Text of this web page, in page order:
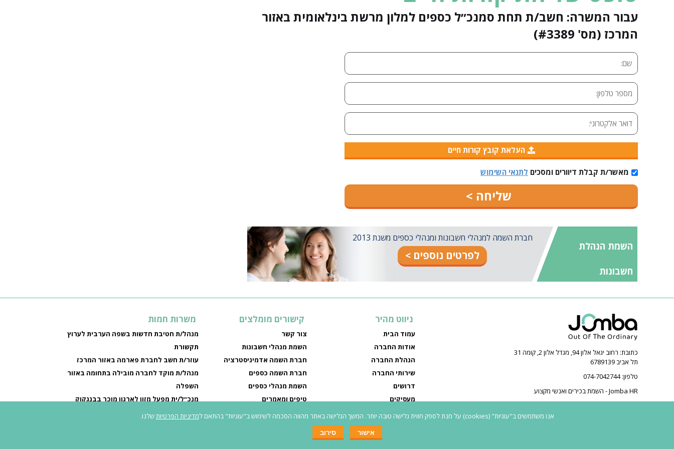
עבור המשרה: חשב/ת תחת סמנכ״ל כספים למלון מרשת בינלאומית באזור
המרכז (מס' #3389)
העלאת קובץ קורות חיים
מאשר/ת קבלת דיוורים ומסכים לתנאי השימוש
השמת הנהלת
חשבונות
חברת השמה למנהלי חשבונות ומנהלי כספים משנת 2013
לפרטים נוספים >
כתובת:
רחוב יגאל אלון 94, מגדל אלון 2, קומה 31
תל אביב 6789139
טלפון:074-7042744
Jomba HR - השמת בכירים ואנשי מקצוע
ניווט מהיר
עמוד הבית
אודות החברה
הנהלת החברה
שירותי החברה
דרושים
מעסיקים
מדיניות פרטיות
קישורים מומלצים
צור קשר
השמת מנהלי חשבונות
חברת השמה אדמיניסטרציה
חברת השמה כספים
השמת מנהלי כספים
טיפים ומאמרים
חיפוש עבודה עם חברת השמה
משרות חמות
מנהל/ת חטיבת חדשות בשפה הערבית לערוץ
תקשורת
עוזר/ת חשב לחברת פארמה באזור המרכז
מנהל/ת מוקד לחברה מובילה בתחומה באזור
השפלה
מנכ״ל/ית מפעל מזון לארגון מוכר בבנגקוק
כל המשרות באתר פונות לגברים ונשים כאחד
אנו משתמשים ב"עוגיות" (cookies) על מנת לספק חווית גלישה טובה יותר. המשך הגלישה באתר מהווה הסכמה לשימוש ב"עוגיות" בהתאם ל מדיניות הפרטיותשלנו.
אישור סירוב